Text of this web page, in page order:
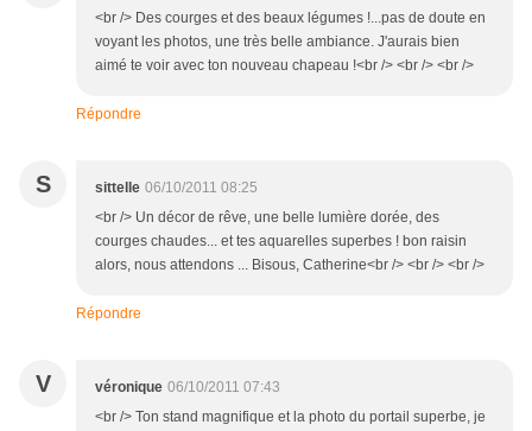
<br /> Des courges et des beaux légumes !...pas de doute en
voyant les photos, une très belle ambiance. J'aurais bien
aimé te voir avec ton nouveau chapeau !<br /> <br /> <br />
Répondre
S sittelle 06/10/2011 08:25
<br /> Un décor de rêve, une belle lumière dorée, des
courges chaudes... et tes aquarelles superbes ! bon raisin
alors, nous attendons ... Bisous, Catherine<br /> <br /> <br />
Répondre
V véronique 06/10/2011 07:43
<br /> Ton stand magnifique et la photo du portail superbe, je